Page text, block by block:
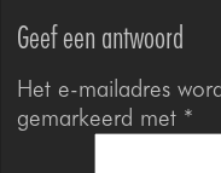
Geef een antwoord
Het e-mailadres
gemarkeerd met *